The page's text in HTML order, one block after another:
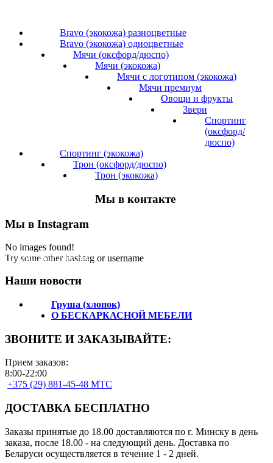
Bravo (экокожа) разноцветные
Bravo (экокожа) одноцветные
Мячи (оксфорд/дюспо)
Мячи (экокожа)
Мячи с логотипом (экокожа)
Мячи премиум
Овощи и фрукты
Звери
Спортинг
(оксфорд/
дюспо)
Спортинг (экокожа)
Трон (оксфорд/дюспо)
Трон (экокожа)
Мы в контакте
Мы в Instagram
No images found!
Try some other hashtag or username
Подпишитесь на нас!
Наши новости
Груша (хлопок)
О БЕСКАРКАСНОЙ МЕБЕЛИ
ЗВОНИТЕ И ЗАКАЗЫВАЙТЕ:
Прием заказов:
8:00-22:00
+375 (29) 881-45-48 МТС
ДОСТАВКА БЕСПЛАТНО
Заказы принятые до 18.00 доставляются по г. Минску в день
заказа, после 18.00 - на следующий день. Доставка по
Беларуси осуществляется в течение 1 - 2 дней.